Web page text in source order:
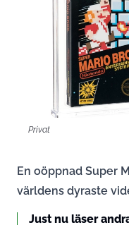
Privat
En oöppnad Super
världens dyraste
Just nu läser